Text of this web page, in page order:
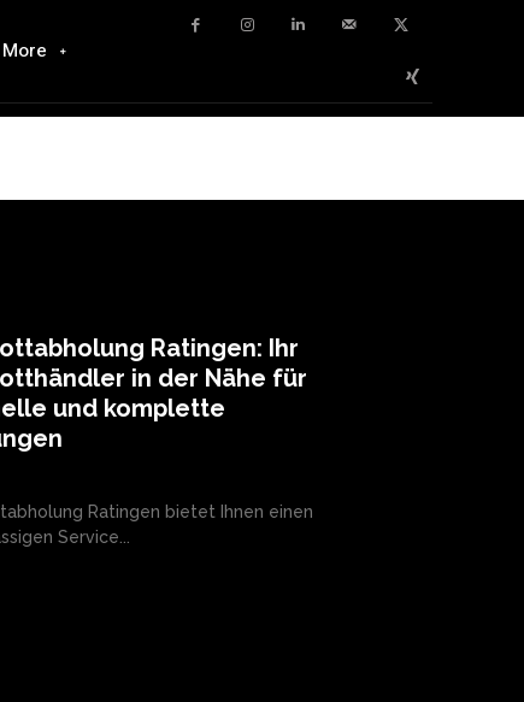
More
Ratingen: Ihr
in der Nähe für
und komplette
Ratingen bietet Ihnen einen
Service...